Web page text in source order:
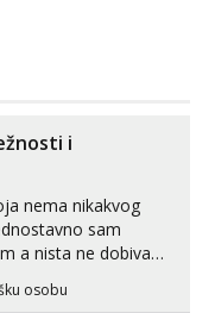
i
nema nikakvog
sam
a nista ne dobivam
trazim puno
osobu